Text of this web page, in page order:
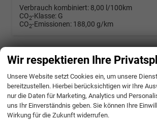
Verbrauch kombiniert: 8,00 l/100km
CO2-Klasse: G
CO2-Emissionen: 188,00 g/km
Volkswagen Passat Variant
unverbindliche Lieferzeit:4 Wochen Neuwagen mit
Fahrzeugnr. 58303 Getriebe
Kraftstoff
Diesel
Wir respektieren Ihre
Unsere Website setzt Cookies ein, um unsere
bereitzustellen. Hierbei berücksichtigen wir Ihre
nur die Daten für Marketing, Analytics und
uns Ihr Einverständnis geben. Sie können Ihre
Wirkung für die Zukunft widerrufen.